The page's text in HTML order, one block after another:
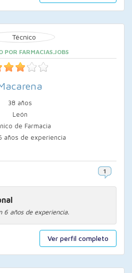
Ver perfil completo
POR FARMACIAS.JOBS
38 años
León
de Farmacia
años de experiencia
6 años de experiencia.